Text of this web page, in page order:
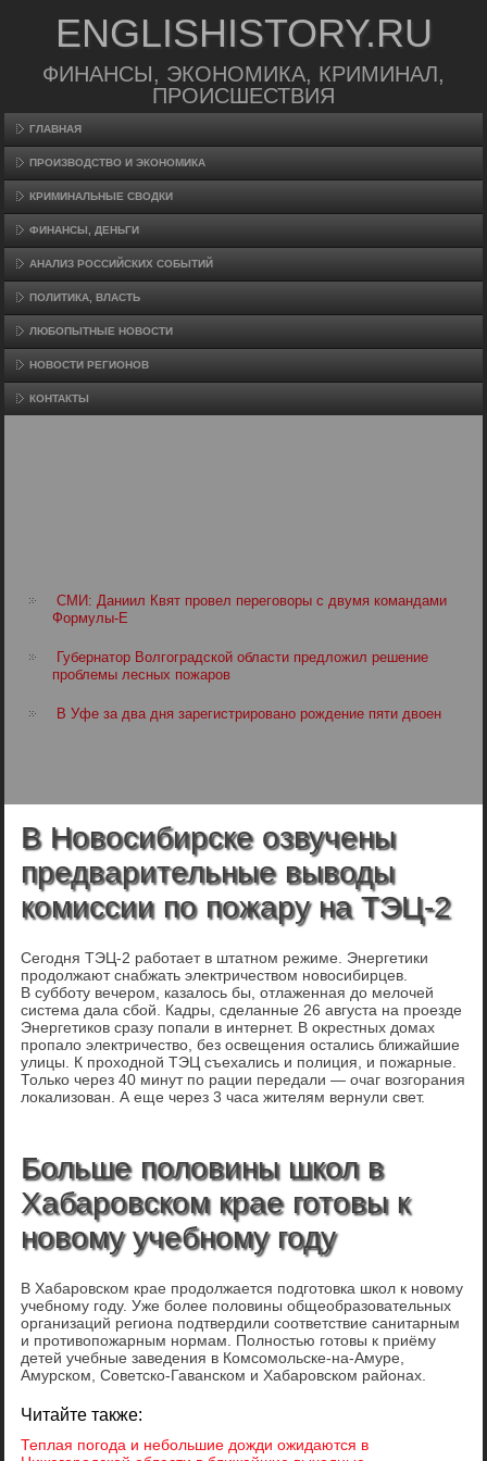
ENGLISHISTORY.RU
ФИНАНСЫ, ЭКОНОМИКА, КРИМИНАЛ,
ПРОИСШЕСТВИЯ
ГЛАВНАЯ
ПРОИЗВΟДСТВО И ЭКОНОМИКА
КРИМИНАЛЬНЫЕ СВОДКИ
ФИНАНСЫ, ДЕНЬГИ
АНАЛИЗ РОССИЙСКИХ СОБЫТИЙ
ПОЛИТИКА, ВЛАСТЬ
ЛЮБОПЫТНЫЕ НОВОСТИ
НОВОСТИ РЕГИОНОВ
КОНТАКТЫ
СМИ: Даниил Квят провел переговоры с двумя командами
Формулы-Е
Губернатор Волгоградской области предложил решение
проблемы лесных пожаров
В Уфе за два дня зарегистрировано рождение пяти двоен
В Новосибирске озвучены
предварительные выводы
комиссии по пожару на ТЭЦ-2
Сегодня ТЭЦ-2 работает в штатном режиме. Энергетики
продолжают снабжать электричеством новосибирцев.
В субботу вечером, казалось бы, отлаженная до мелочей
система дала сбой. Кадры, сделанные 26 августа на проезде
Энергетиков сразу попали в интернет. В окрестных домах
пропало электричество, без освещения остались ближайшие
улицы. К проходной ТЭЦ съехались и полиция, и пожарные.
Только через 40 минут по рации передали — очаг возгорания
локализован. А еще через 3 часа жителям вернули свет.
Больше половины школ в
Хабаровском крае готовы к
новому учебному году
В Хабаровском крае продолжается подготовка школ к новому
учебному году. Уже более половины общеобразовательных
организаций региона подтвердили соответствие санитарным
и противопожарным нормам. Полностью готовы к приёму
детей учебные заведения в Комсомольске-на-Амуре,
Амурском, Советско-Гаванском и Хабаровском районах.
Читайте также:
Теплая погода и небольшие дожди ожидаются в